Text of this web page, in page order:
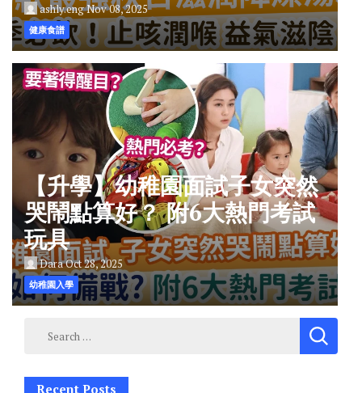
ashly.engNov 08, 2025
健康食譜
【升學】幼稚園面試子女突然
哭鬧點算好？ 附6大熱門考試
玩具
DaraOct 28, 2025
幼稚園入學
Search
Recent Posts